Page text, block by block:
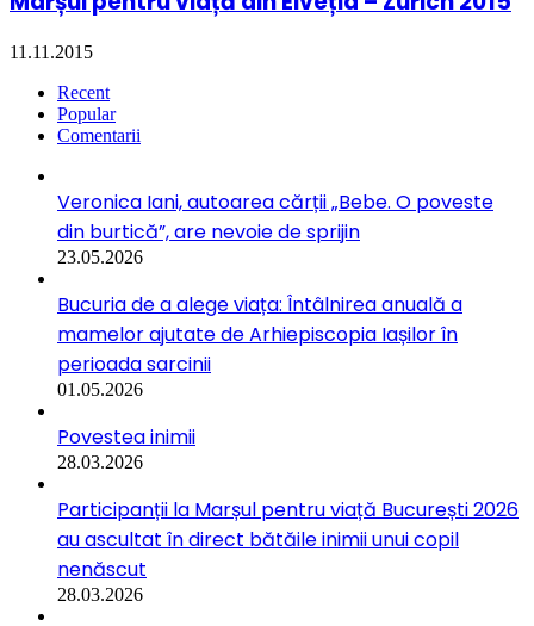
11.11.2015
Recent
Popular
Comentarii
Veronica Iani, autoarea cărții „Bebe. O poveste
din burtică”, are nevoie de sprijin
23.05.2026
Bucuria de a alege viața: Întâlnirea anuală a
mamelor ajutate de Arhiepiscopia Iașilor în
perioada sarcinii
01.05.2026
Povestea inimii
28.03.2026
Participanții la Marșul pentru viață București 2026
au ascultat în direct bătăile inimii unui copil
nenăscut
28.03.2026